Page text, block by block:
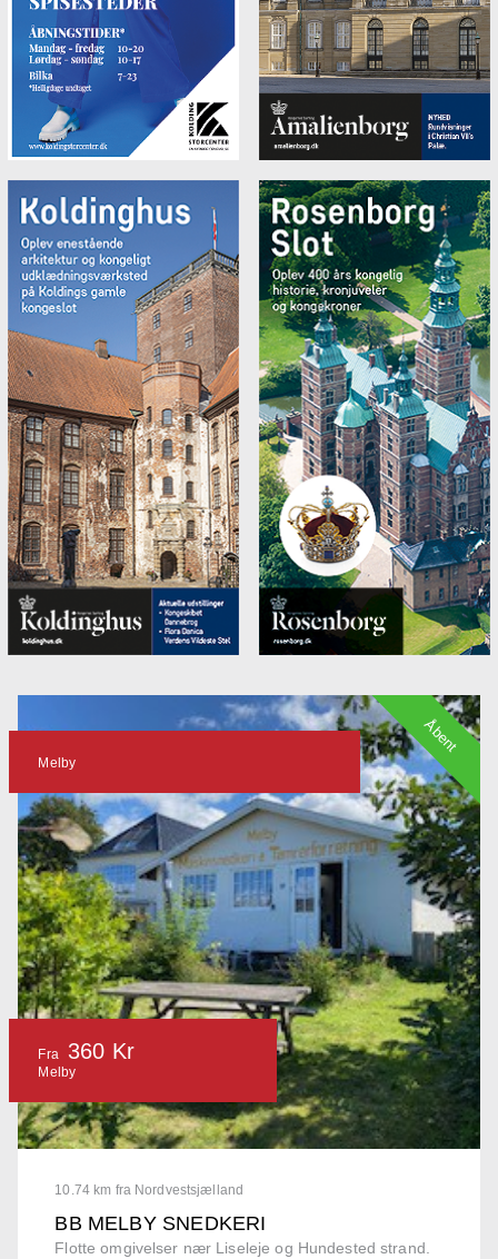
10.74 km fra Nordvestsjælland
BB MELBY SNEDKERI
Flotte omgivelser nær Liseleje og Hundested strand.
Melby
Fra 360 Kr
Melby
Åbent